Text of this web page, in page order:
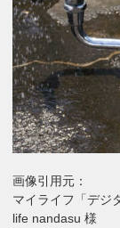
画像引用元：
マイライフ「デジ
life nandasu 様